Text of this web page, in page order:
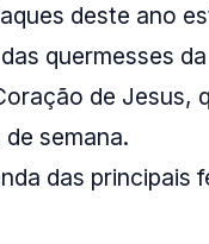
deste ano
quermesses
de Jesus,
semana.
das principais